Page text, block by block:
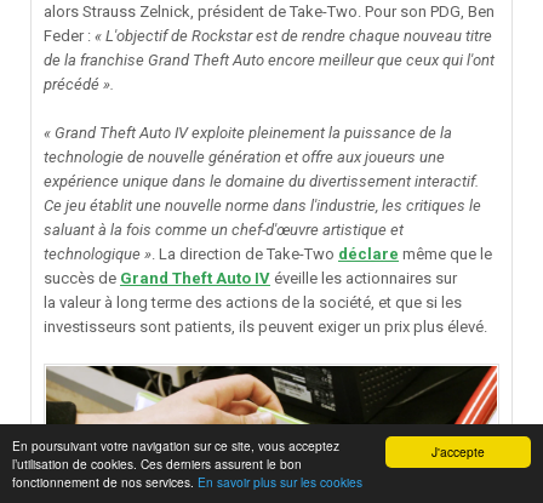
J'accepte
En poursuivant votre navigation sur ce site, vous acceptez
l’utilisation de cookies. Ces derniers assurent le bon
fonctionnement de nos services. En savoir plus sur les cookies
alors Strauss Zelnick, président de Take-Two. Pour son PDG, Ben
Feder : « L'objectif de Rockstar est de rendre chaque nouveau titre
de la franchise Grand Theft Auto encore meilleur que ceux qui l'ont
précédé ».
« Grand Theft Auto IV exploite pleinement la puissance de la
technologie de nouvelle génération et offre aux joueurs une
expérience unique dans le domaine du divertissement interactif.
Ce jeu établit une nouvelle norme dans l'industrie, les critiques le
saluant à la fois comme un chef-d'œuvre artistique et
technologique ». La direction de Take-Two déclare même que le
succès de Grand Theft Auto IV éveille les actionnaires sur
la valeur à long terme des actions de la société, et que si les
investisseurs sont patients, ils peuvent exiger un prix plus élevé.